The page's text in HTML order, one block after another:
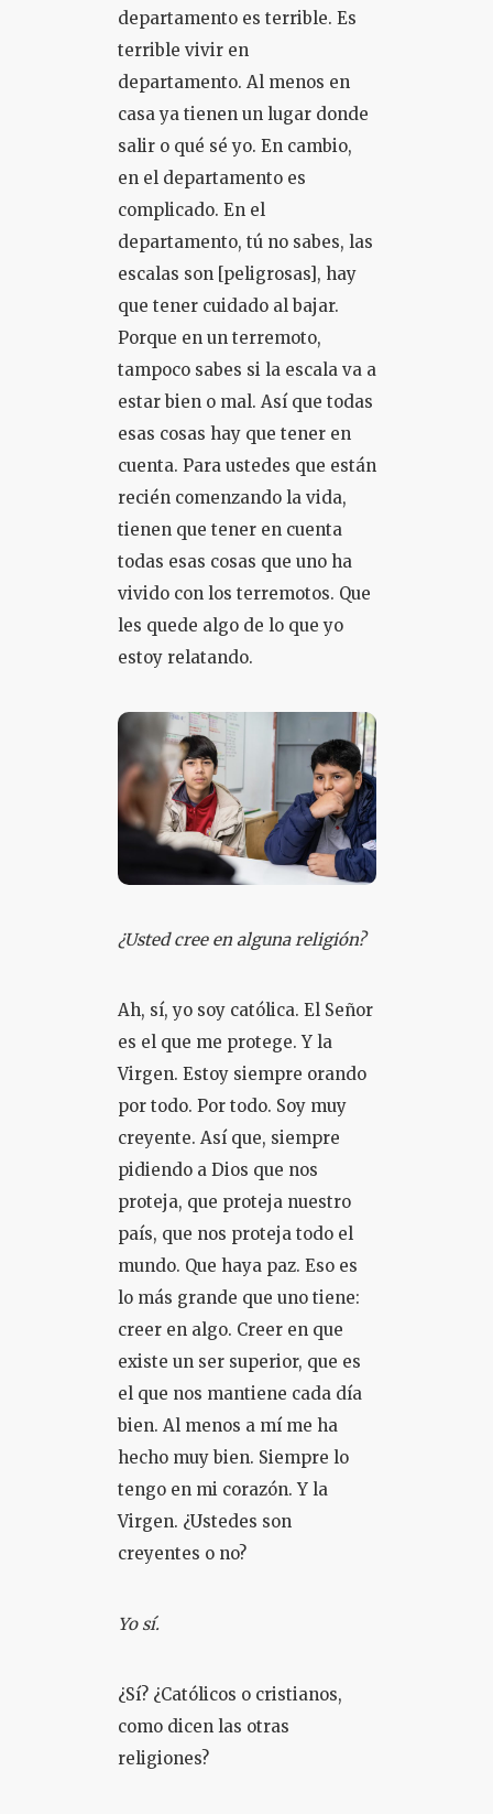
departamento es terrible. Es
terrible vivir en
departamento. Al menos en
casa ya tienen un lugar donde
salir o qué sé yo. En cambio,
en el departamento es
complicado. En el
departamento, tú no sabes, las
escalas son [peligrosas], hay
que tener cuidado al bajar.
Porque en un terremoto,
tampoco sabes si la escala va a
estar bien o mal. Así que todas
esas cosas hay que tener en
cuenta. Para ustedes que están
recién comenzando la vida,
tienen que tener en cuenta
todas esas cosas que uno ha
vivido con los terremotos. Que
les quede algo de lo que yo
estoy relatando.
¿Usted cree en alguna religión?
Ah, sí, yo soy católica. El Señor
es el que me protege. Y la
Virgen. Estoy siempre orando
por todo. Por todo. Soy muy
creyente. Así que, siempre
pidiendo a Dios que nos
proteja, que proteja nuestro
país, que nos proteja todo el
mundo. Que haya paz. Eso es
lo más grande que uno tiene:
creer en algo. Creer en que
existe un ser superior, que es
el que nos mantiene cada día
bien. Al menos a mí me ha
hecho muy bien. Siempre lo
tengo en mi corazón. Y la
Virgen. ¿Ustedes son
creyentes o no?
Yo sí.
¿Sí? ¿Católicos o cristianos,
como dicen las otras
religiones?